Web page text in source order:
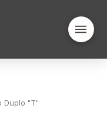
Duplo "T"